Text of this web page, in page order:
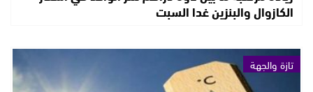
الكازوال والبنزين غدا السبت
تازة والجهة